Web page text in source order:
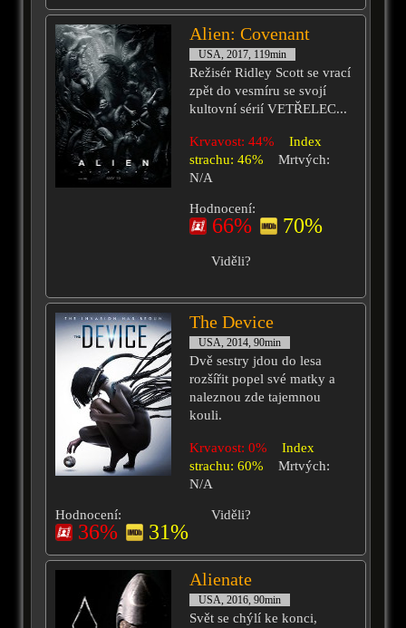
Alien: Covenant
USA, 2017, 119min
Režisér Ridley Scott se vrací
zpět do vesmíru se svojí
kultovní sérií VETŘELEC...
Krvavost: 44%
Index
strachu: 46%
Mrtvých:
N/A
Hodnocení:
66% 70%
Viděli?
The Device
USA, 2014, 90min
Dvě sestry jdou do lesa
rozšířit popel své matky a
naleznou zde tajemnou
kouli.
Krvavost: 0%
Index
strachu: 60%
Mrtvých:
N/A
Hodnocení:
36% 31%
Viděli?
Alienate
USA, 2016, 90min
Svět se chýlí ke konci,